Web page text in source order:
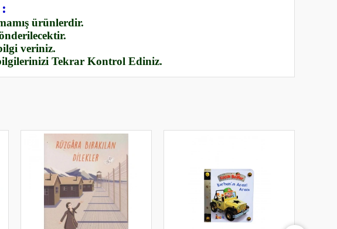
ürünlerdir.
veriniz.
bilgilerinizi Tekrar Kontrol Ediniz.